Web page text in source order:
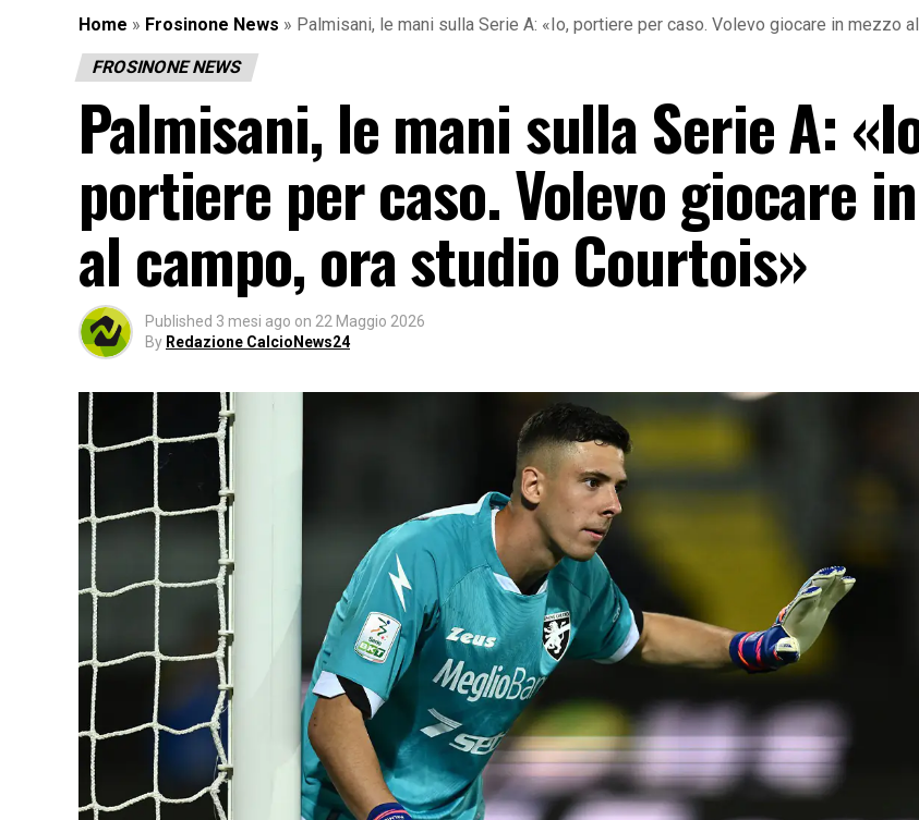
Home » Frosinone News » Palmisani, le mani sulla Serie A: «Io, portiere per caso. Volevo giocare in mezzo
FROSINONE NEWS
Palmisani, le mani sulla Serie A:
portiere per caso. Volevo giocare
al campo, ora studio Courtois»
Published 3 mesi ago on 22 Maggio 2026
By Redazione CalcioNews24